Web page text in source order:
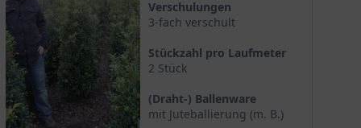
sogar zum Baum des Jahres gewählt!
die passende Größe finden Sie bei uns im
80-100 cm groß und wird mit Ballierung geliefert.
über die verschiedenen
Verschulungen
3-fach verschult
Stückzahl pro Laufmeter
2 Stück
(Draht-) Ballenware
mit Juteballierung (m. B.)